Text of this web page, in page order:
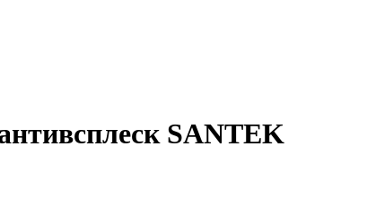
SANTEK